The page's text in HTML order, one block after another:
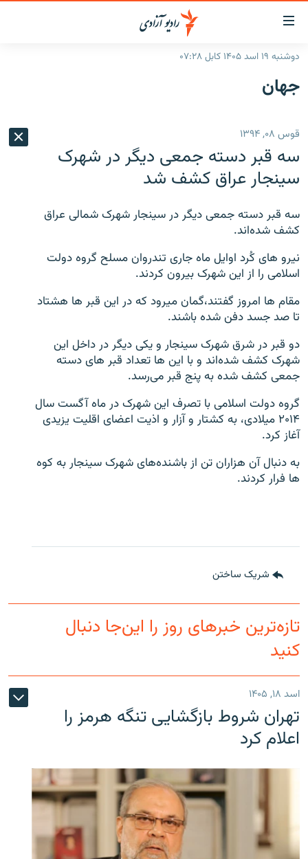
لینک‌های
قابل
دسترسی
به
بازگشت
منوی
اصلی
به
صفحه
گزارش‌ها
منطقه
شرق میانه
افغانستان
جهان
جدول نشرات
مصاحبه‌ها
مجموعه تصویری
بحران مهاجرت
'کووید-۱۹'
تماس
صفحه پشتو
Azadi English
به ما بپیوندید
همۀ سایت‌های رادیو آزادی/ رادیو اروپای آزاد
دوشنبه ۱۹ اسد ۱۴۰۵ کابل ۰۷:۲۸
جهان
قوس ۰۸, ۱۳۹۴
سه قبر دسته جمعی دیگر در شهرک
سینجار عراق کشف شد
سه قبر دسته جمعی دیگر در سینجار شهرک شمالی عراق
کشف شده‌اند.
نیرو های کُرد اوایل ماه جاری تندروان مسلح گروه دولت
اسلامی را از این شهرک بیرون کردند.
مقام ها امروز گفتند،گمان میرود که در این قبر ها هشتاد
تا صد جسد دفن شده باشند.
دو قبر در شرق شهرک سینجار و یکی دیگر در داخل این
شهرک کشف شده‌اند و با این ها تعداد قبر های دسته
جمعی کشف شده به پنج قبر می‌رسد.
گروه دولت اسلامی با تصرف این شهرک در ماه آگست سال
۲۰۱۴ میلادی، به کشتار و آزار و اذیت اعضای اقلیت یزیدی
آغاز کرد.
به دنبال آن هزاران تن از باشنده‌های شهرک سینجار به کوه
ها فرار کردند.
شریک ساختن
تازه‌ترین خبرهای روز را این‌جا دنبال
کنید
اسد ۱۸, ۱۴۰۵
تهران شروط بازگشایی تنگه هرمز را
اعلام کرد